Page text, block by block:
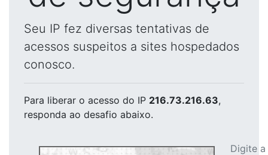
Seu IP fez diversas tentativas de
acessos suspeitos a sites hospedados
conosco.
Para liberar o acesso do IP 216.73.216.63,
responda ao desafio abaixo.
Digite